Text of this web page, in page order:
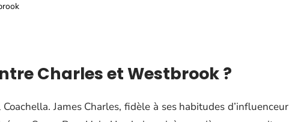
Charles et Westbrook ?
James Charles, fidèle à ses habitudes d’influenceur